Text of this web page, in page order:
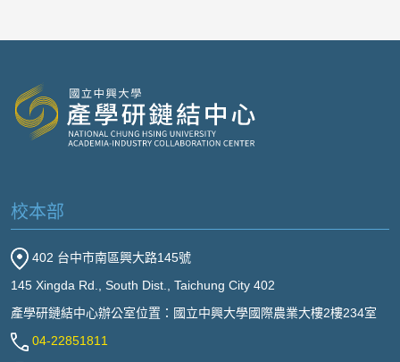
校本部
402 台中市南區興大路145號
145 Xingda Rd., South Dist., Taichung City 402
產學研鏈結中心辦公室位置：國立中興大學國際農業大樓2樓234室
04-22851811